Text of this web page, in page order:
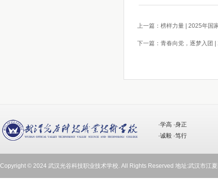
上一篇：榜样力量 | 2025年国
下一篇：青春向党，逐梦入团
·学高 ·身正
·诚毅 ·笃行
Copyright © 2024 武汉光谷科技职业技术学校. All Rights Reserved 地址:武汉市江